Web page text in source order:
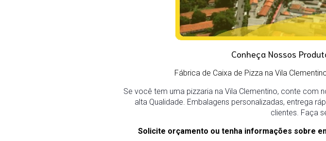
Conheça Nossos
Fábrica de Caixa de Pizza na Vila
Se você tem uma pizzaria na Vila Clementino, conte com
alta Qualidade. Embalagens personalizadas, entrega
clientes. Faça
Solicite orçamento ou tenha informações sobre